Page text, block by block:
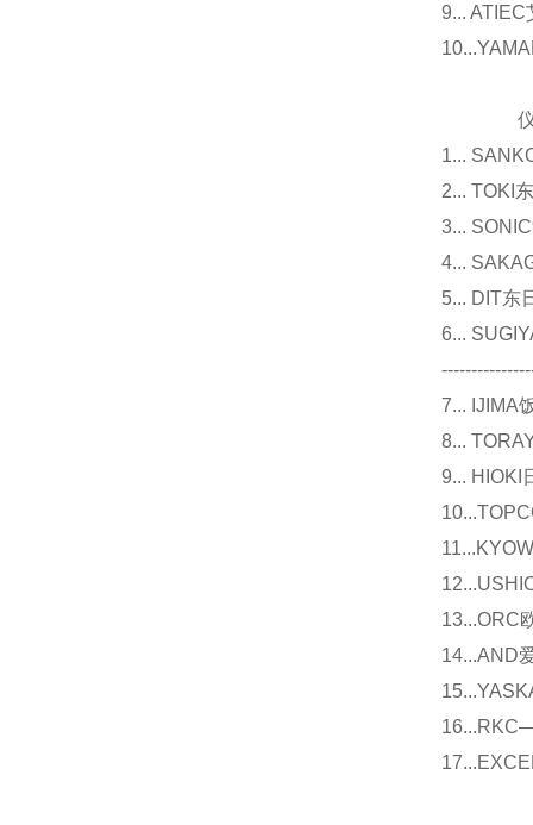
9...
仪器
1...
2... TOKI
3...
4...
5... DIT东
6...
7... IJIMA
8...
9... HIOKI
13...ORC
14...AND